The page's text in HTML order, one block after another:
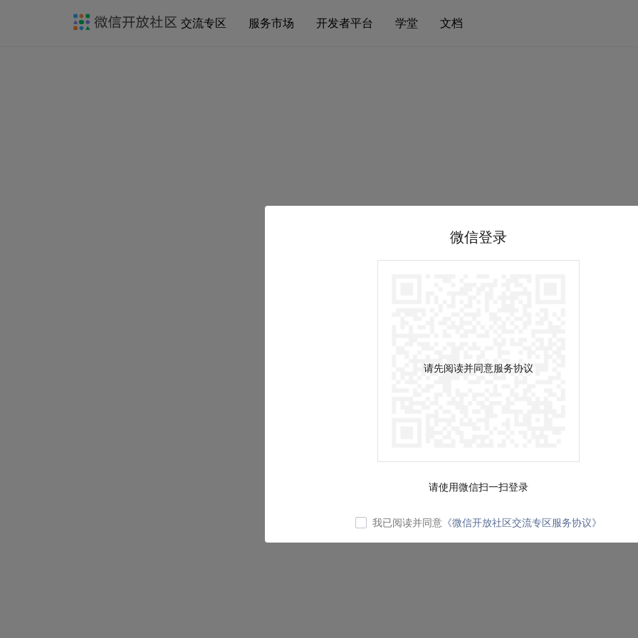
交流专区 服务市场 开发者平台 学堂 文档
微信登录
请先阅读并同意服务协议
请使用微信扫一扫登录
我已阅读并同意 《微信开放社区交流专区服务协议》